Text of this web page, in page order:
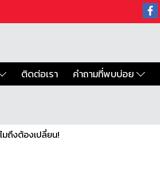
ติดต่อเรา คำถามที่พบบ่อย
มถึงต้องเปลี่ยน!